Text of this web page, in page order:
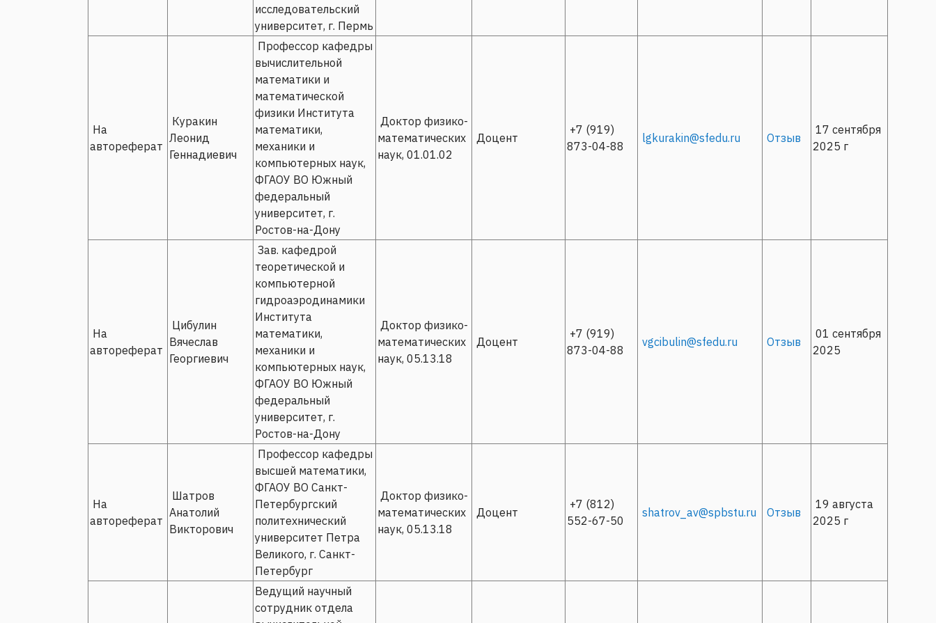
исследовательский
университет, г. Пермь
На
автореферат
Куракин
Леонид
Геннадиевич
Профессор кафедры
вычислительной
математики и
математической
физики Института
математики,
механики и
компьютерных наук,
ФГАОУ ВО Южный
федеральный
университет, г.
Ростов-на-Дону
Доктор физико-
математических
наук, 01.01.02
Доцент
+7 (919)
873-04-88
lgkurakin@sfedu.ru Отзыв
17 сентября
2025 г
На
автореферат
Цибулин
Вячеслав
Георгиевич
Зав. кафедрой
теоретической и
компьютерной
гидроаэродинамики
Института
математики,
механики и
компьютерных наук,
ФГАОУ ВО Южный
федеральный
университет, г.
Ростов-на-Дону
Доктор физико-
математических
наук, 05.13.18
Доцент
+7 (919)
873-04-88
vgcibulin@sfedu.ru Отзыв
01 сентября
2025
На
автореферат
Шатров
Анатолий
Викторович
Профессор кафедры
высшей математики,
ФГАОУ ВО Санкт-
Петербургский
политехнический
университет Петра
Великого, г. Санкт-
Петербург
Доктор физико-
математических
наук, 05.13.18
Доцент
+7 (812)
552-67-50
shatrov_av@spbstu.ru Отзыв
19 августа
2025 г
Ведущий научный
сотрудник отдела